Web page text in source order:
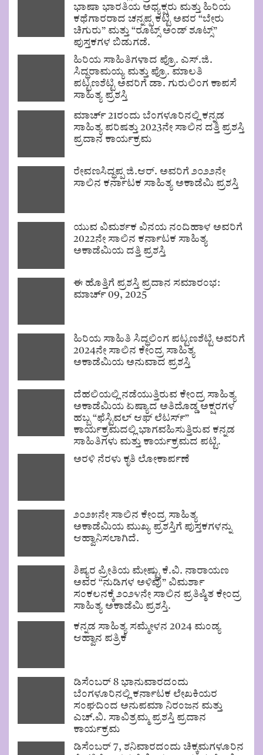
ಭಾಷಾ ಭಾರತಿಯ ಅಧ್ಯಕ್ಷರು ಮತ್ತು ಹಿರಿಯ
ಕಥೆಗಾರರಾದ ಚನ್ನಪ್ಪ ಕಟ್ಟಿ ಅವರ “ಬೇರು
ಚಿಗುರು” ಮತ್ತು “ರೂಟ್ಸ್ ಅಂಡ್ ಶೂಟ್ಸ್”
ಪುಸ್ತಕಗಳ ಬಿಡುಗಡೆ.
ಹಿರಿಯ ಸಾಹಿತಿಗಳಾದ ಪ್ರೊ. ಎಸ್.ಜಿ.
ಸಿದ್ಧರಾಮಯ್ಯ ಮತ್ತು ಪ್ರೊ. ಮಾಲತಿ
ಪಟ್ಟಣಶೆಟ್ಟಿ ಅವರಿಗೆ ಡಾ. ಗುರುಲಿಂಗ ಕಾಪಸೆ
ಸಾಹಿತ್ಯ ಪ್ರಶಸ್ತಿ
ಮಾರ್ಚ್ 21ರಂದು ಬೆಂಗಳೂರಿನಲ್ಲಿ ಕನ್ನಡ
ಸಾಹಿತ್ಯ ಪರಿಷತ್ತು 2023ನೇ ಸಾಲಿನ ದತ್ತಿ ಪ್ರಶಸ್ತಿ
ಪ್ರದಾನ ಕಾರ್ಯಕ್ರಮ
ರೇವಣಸಿದ್ಧಪ್ಪ ಜಿ.ಆರ್. ಅವರಿಗೆ ೨೦೨೨ನೇ
ಸಾಲಿನ ಕರ್ನಾಟಕ ಸಾಹಿತ್ಯ ಅಕಾಡೆಮಿ ಪ್ರಶಸ್ತಿ
ಯುವ ವಿಮರ್ಶಕ ವಿನಯ ನಂದಿಹಾಳ ಅವರಿಗೆ
2022ನೇ ಸಾಲಿನ ಕರ್ನಾಟಕ ಸಾಹಿತ್ಯ
ಅಕಾಡೆಮಿಯ ದತ್ತಿ ಪ್ರಶಸ್ತಿ
ಈ ಹೊತ್ತಿಗೆ ಪ್ರಶಸ್ತಿ ಪ್ರದಾನ ಸಮಾರಂಭ:
ಮಾರ್ಚ್ 09, 2025
ಹಿರಿಯ ಸಾಹಿತಿ ಸಿದ್ಧಲಿಂಗ ಪಟ್ಟಣಶೆಟ್ಟಿ ಅವರಿಗೆ
2024ನೇ ಸಾಲಿನ ಕೇಂದ್ರ ಸಾಹಿತ್ಯ
ಅಕಾಡೆಮಿಯ ಅನುವಾದ ಪ್ರಶಸ್ತಿ
ದೆಹಲಿಯಲ್ಲಿ ನಡೆಯುತ್ತಿರುವ ಕೇಂದ್ರ ಸಾಹಿತ್ಯ
ಅಕಾಡೆಮಿಯ ಏಷ್ಯಾದ ಅತಿದೊಡ್ಡ ಅಕ್ಷರಗಳ
ಹಬ್ಬ “ಫೆಸ್ಟಿವಲ್ ಆಫ್ ಲೆಟರ್ಸ್”
ಕಾರ್ಯಕ್ರಮದಲ್ಲಿ ಭಾಗವಹಿಸುತ್ತಿರುವ ಕನ್ನಡ
ಸಾಹಿತಿಗಳು ಮತ್ತು ಕಾರ್ಯಕ್ರಮದ ಪಟ್ಟಿ.
ಅರಳಿ ನೆರಳು ಕೃತಿ ಲೋಕಾರ್ಪಣೆ
೨೦೨೫ನೇ ಸಾಲಿನ ಕೇಂದ್ರ ಸಾಹಿತ್ಯ
ಅಕಾಡೆಮಿಯ ಮುಖ್ಯ ಪ್ರಶಸ್ತಿಗೆ ಪುಸ್ತಕಗಳನ್ನು
ಆಹ್ವಾನಿಸಲಾಗಿದೆ.
ಶಿಷ್ಯರ ಪ್ರೀತಿಯ ಮೇಷ್ಟ್ರು ಕೆ.ವಿ. ನಾರಾಯಣ
ಅವರ “ನುಡಿಗಳ ಅಳಿವು” ವಿಮರ್ಶಾ
ಸಂಕಲನಕ್ಕೆ ೨೦೨೪ನೇ ಸಾಲಿನ ಪ್ರತಿಷ್ಠಿತ ಕೇಂದ್ರ
ಸಾಹಿತ್ಯ ಅಕಾಡೆಮಿ ಪ್ರಶಸ್ತಿ.
ಕನ್ನಡ ಸಾಹಿತ್ಯ ಸಮ್ಮೇಳನ 2024 ಮಂಡ್ಯ
ಆಹ್ವಾನ ಪತ್ರಿಕೆ
ಡಿಸೆಂಬರ್ 8 ಭಾನುವಾರದಂದು
ಬೆಂಗಳೂರಿನಲ್ಲಿ ಕರ್ನಾಟಕ ಲೇಖಕಿಯರ
ಸಂಘದಿಂದ ಅನುಪಮಾ ನಿರಂಜನ ಮತ್ತು
ಎಚ್.ವಿ. ಸಾವಿತ್ರಮ್ಮ ಪ್ರಶಸ್ತಿ ಪ್ರದಾನ
ಕಾರ್ಯಕ್ರಮ
ಡಿಸೆಂಬರ್ 7, ಶನಿವಾರದಂದು ಚಿಕ್ಕಮಗಳೂರಿನ